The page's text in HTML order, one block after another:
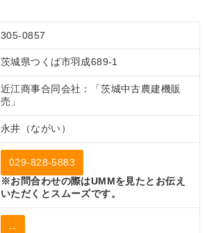
305-0857
茨城県つくば市羽成689-1
近江商事合同会社：「茨城中古農建機販
売」
永井（ながい）
029-828-5883
※お問合わせの際はUMMを見たとお伝え
いただくとスムーズです。
--